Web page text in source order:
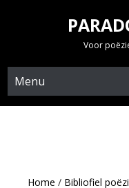
Voor
Menu
Home / Bibliofiel